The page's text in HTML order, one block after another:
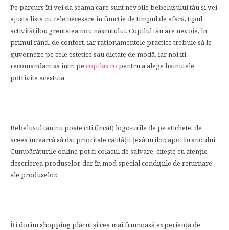
Pe parcurs îți vei da seama care sunt nevoile bebelușului tău și vei
ajusta lista cu cele necesare în funcție de timpul de afară, tipul
activităților, greutatea nou născutului. Copilul tău are nevoie, în
primul rând, de confort, iar raționamentele practice trebuie să le
guverneze pe cele estetice sau dictate de modă, iar noi iti
recomandam sa intri pe copilas.ro pentru a alege hainutele
potrivite acestuia.
Bebelușul tău nu poate citi (încă!) logo-urile de pe etichete, de
aceea încearcă să dai prioritate calității țesăturilor, apoi brandului.
Cumpărăturile online pot fi colacul de salvare, citește cu atenție
descrierea produselor, dar în mod special condițiile de returnare
ale produselor.
Îți dorim shopping plăcut și cea mai frumoasă experiență de